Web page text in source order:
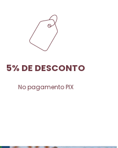
5% DE DESCONTO
No pagamento PIX